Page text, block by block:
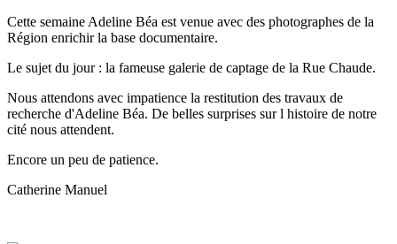
Cette semaine Adeline Béa est venue avec des photographes de la
Région enrichir la base documentaire.
Le sujet du jour : la fameuse galerie de captage de la Rue Chaude.
Nous attendons avec impatience la restitution des travaux de
recherche d'Adeline Béa. De belles surprises sur l histoire de notre
cité nous attendent.
Encore un peu de patience.
Catherine Manuel